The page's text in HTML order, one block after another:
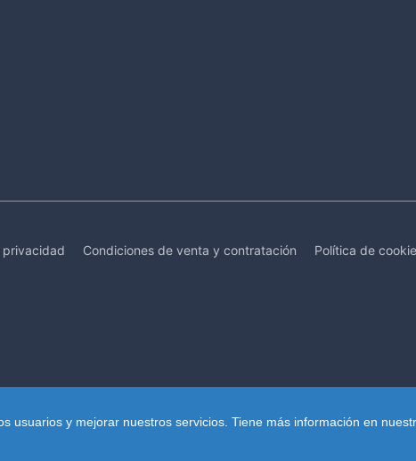
usuarios y mejorar nuestros servicios. Tiene más información en
privacidad Condiciones de venta y contratación Política de